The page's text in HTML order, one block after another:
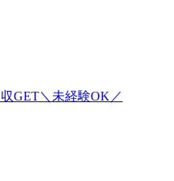
GET＼未経験OK／